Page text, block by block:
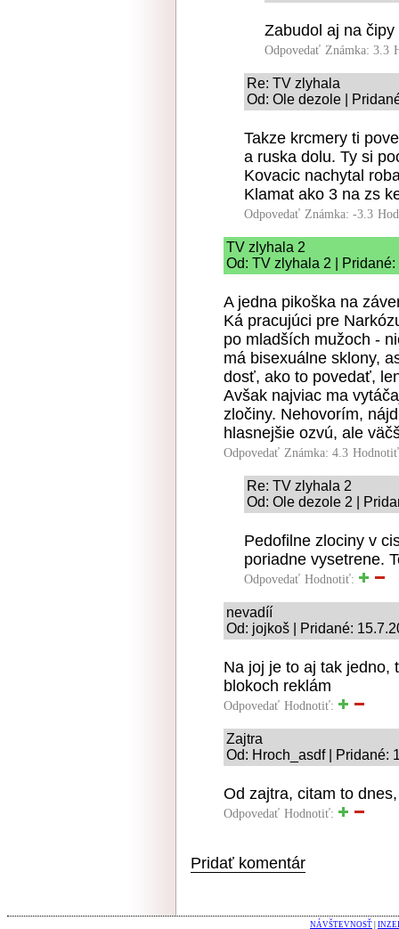
Zabudol aj na
Odpovedať Známka: 3.3
Re: TV zlyhala
Od: Ole dezole |
Takze krcmery ti
a ruska dolu. Ty si
Kovacic nachytal
Klamat ako 3 na zs
Odpovedať Známka: -3.3
TV zlyhala 2
Od: TV zlyhala 2 |
A jedna pikoška na
Ká pracujúci pre
po mladších mužoch -
má bisexuálne sklony,
dosť, ako to povedať,
Avšak najviac ma
zločiny. Nehovorím,
hlasnejšie ozvú, ale
Odpovedať Známka: 4.3
Re: TV zlyhala 2
Od: Ole dezole 2 |
Pedofilne zlociny v
poriadne vysetrene.
Odpovedať Hodnotiť:
nevadíí
Od: jojkoš | Pridané:
Na joj je to aj tak jedno,
blokoch reklám
Odpovedať Hodnotiť:
Zajtra
Od: Hroch_asdf | Pridané:
Od zajtra, citam to
Odpovedať Hodnotiť:
Pridať komentár
NÁVŠTEVNOSŤ